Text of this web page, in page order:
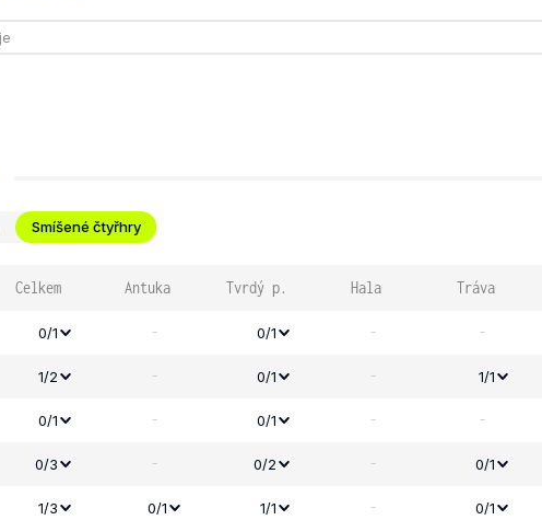
Smíšené čtyřhry
Celkem Antuka Tvrdý p. Hala Tráva
0/1 - 0/1 - -
1/2 - 0/1 - 1/1
0/1 - 0/1 - -
0/3 - 0/2 - 0/1
1/3 0/1 1/1 - 0/1